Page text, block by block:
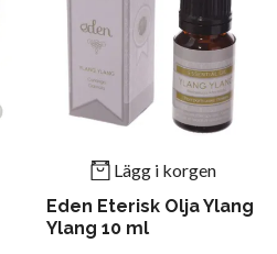
Lägg i korgen
Eden Eterisk Olja Ylang
Ylang 10 ml